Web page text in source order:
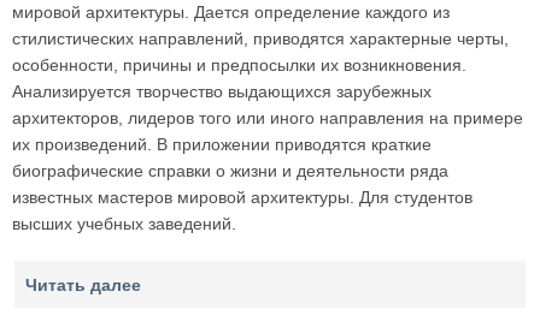
мировой архитектуры. Дается определение каждого из
стилистических направлений, приводятся характерные черты,
особенности, причины и предпосылки их возникновения.
Анализируется творчество выдающихся зарубежных
архитекторов, лидеров того или иного направления на примере
их произведений. В приложении приводятся краткие
биографические справки о жизни и деятельности ряда
известных мастеров мировой архитектуры. Для студентов
высших учебных заведений.
Читать далее